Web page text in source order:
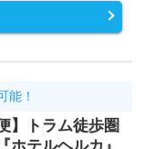
能！
】トラム徒歩圏